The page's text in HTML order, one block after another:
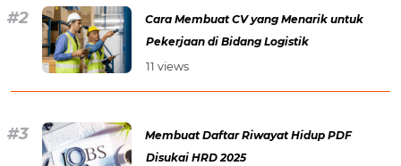
Cara Membuat CV yang Menarik untuk
Pekerjaan di Bidang Logistik
11 views
Membuat Daftar Riwayat Hidup PDF
Disukai HRD 2025